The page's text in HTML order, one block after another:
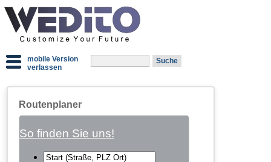
mobile Version
verlassen
Routenplaner